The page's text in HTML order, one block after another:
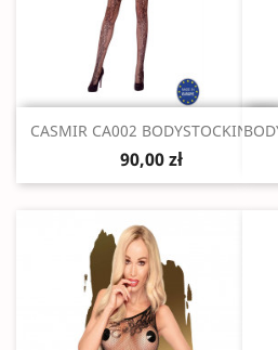
Szybki podgląd
CASMIR CA002 BODYSTOCKING...
90,00 zł